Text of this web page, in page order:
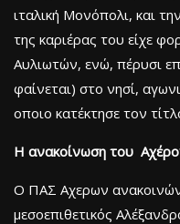
ιταλική Μονόπολι, και
της καριέρας του είχε
Αυλιωτών, ενώ, πέρυσι
φαίνεται) στο νησί,
οποιο κατέκτησε τον
Η ανακοίνωση του
Ο ΠΑΣ Αχερων
μεσοεπιθετικός